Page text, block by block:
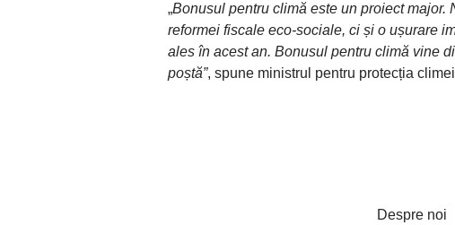
„Bonusul pentru climă este un proiect major.
reformei fiscale eco-sociale, ci și o ușurare
ales în acest an. Bonusul pentru climă vine
poștă”, spune ministrul pentru protecția
Despre noi